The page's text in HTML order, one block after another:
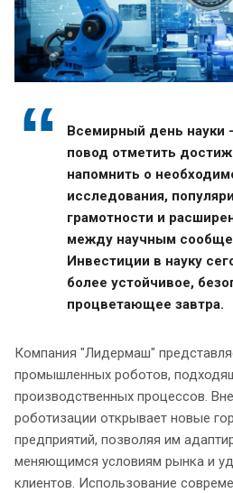
Всемирный день науки
повод отметить
напомнить о
исследования,
грамотности и
между научным
Инвестиции в науку
более устойчивое,
процветающее завтра.
Компания "Лидермаш"
промышленных роботов,
производственных процессов.
роботизации открывает новые
предприятий, позволяя им
меняющимся условиям рынка и
клиентов. Использование